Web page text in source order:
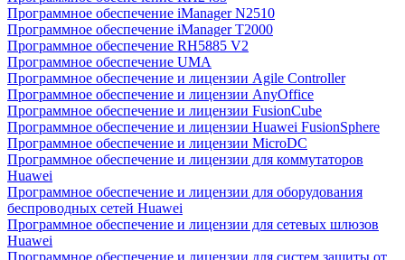
Программное обеспечение iManager N2510
Программное обеспечение iManager T2000
Программное обеспечение RH5885 V2
Программное обеспечение UMA
Программное обеспечение и лицензии Agile Controller
Программное обеспечение и лицензии AnyOffice
Программное обеспечение и лицензии FusionCube
Программное обеспечение и лицензии Huawei FusionSphere
Программное обеспечение и лицензии MicroDC
Программное обеспечение и лицензии для коммутаторов
Huawei
Программное обеспечение и лицензии для оборудования
беспроводных сетей Huawei
Программное обеспечение и лицензии для сетевых шлюзов
Huawei
Программное обеспечение и лицензии для систем защиты от